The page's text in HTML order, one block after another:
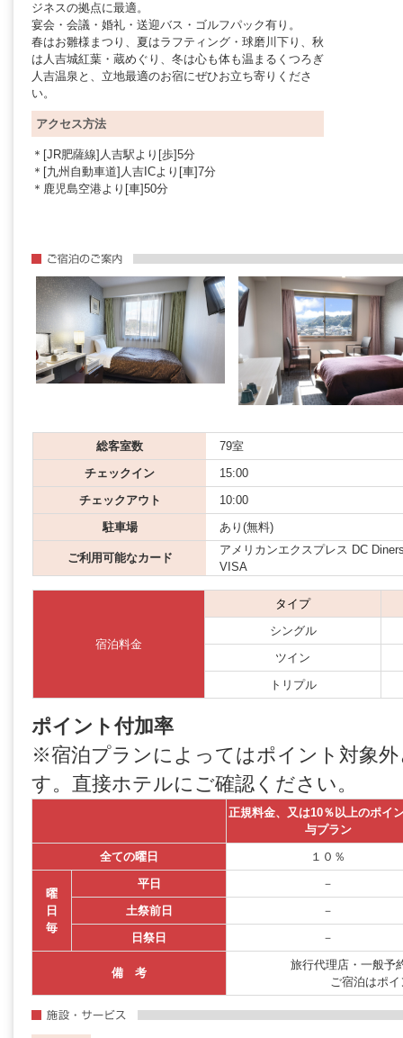
ジネスの拠点に最適。
宴会・会議・婚礼・送迎バス・ゴルフパック有り。
春はお雛様まつり、夏はラフティング・球磨川下り、秋
は人吉城紅葉・蔵めぐり、冬は心も体も温まるくつろぎ
人吉温泉と、立地最適のお宿にぜひお立ち寄りくださ
い。
アクセス方法
＊[JR肥薩線]人吉駅より[歩]5分
＊[九州自動車道]人吉ICより[車]7分
＊鹿児島空港より[車]50分
総客室数
79室
チェックイン
15:00
チェックアウト
10:00
駐車場
あり(無料)
ご利用可能なカード
アメリカンエクスプレス DC
VISA
宿泊料金
タイプ
シングル
ツイン
トリプル
ポイント付加率
※宿泊プランによってはポイント対象
す。直接ホテルにご確認ください。
正規料金、又は10％以上のポイ
与プラン
全ての曜日
１０％
曜
日
毎
平日
－
土祭前日
－
日祭日
－
備 考
旅行代理店・一般予
ご宿泊はポ